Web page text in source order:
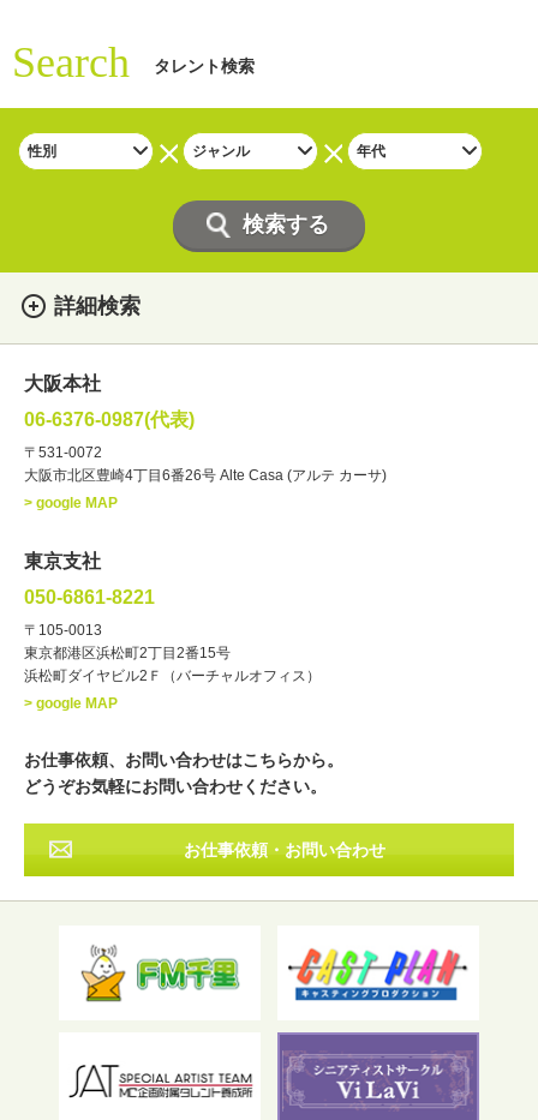
Search タレント検索
詳細検索
・性別
・ジャンル
ナレーター レポーター
・年齢
・出身地 北海道 東北
その他
フリーワード検索
大阪本社
06-6376-0987(代表)
〒531-0072
大阪市北区豊崎4丁目6番26号 Alte Casa (アルテ カーサ)
> google MAP
東京支社
050-6861-8221
〒105-0013
東京都港区浜松町2丁目2番15号
浜松町ダイヤビル2Ｆ（バーチャルオフィス）
> google MAP
お仕事依頼、お問い合わせはこちらから。
どうぞお気軽にお問い合わせください。
お仕事依頼・お問い合わせ